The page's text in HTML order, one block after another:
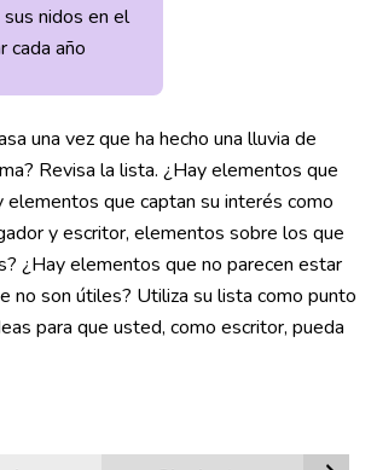
nidos en el
cada año
una vez que ha hecho una lluvia de
Revisa la lista. ¿Hay elementos que
elementos que captan su interés como
y escritor, elementos sobre los que
¿Hay elementos que no parecen estar
no son útiles? Utiliza su lista como punto
para que usted, como escritor, pueda